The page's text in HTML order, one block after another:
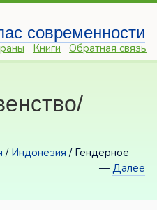
современности
Книги Обратная связь
/ Индонезия / Гендерное
—Далее